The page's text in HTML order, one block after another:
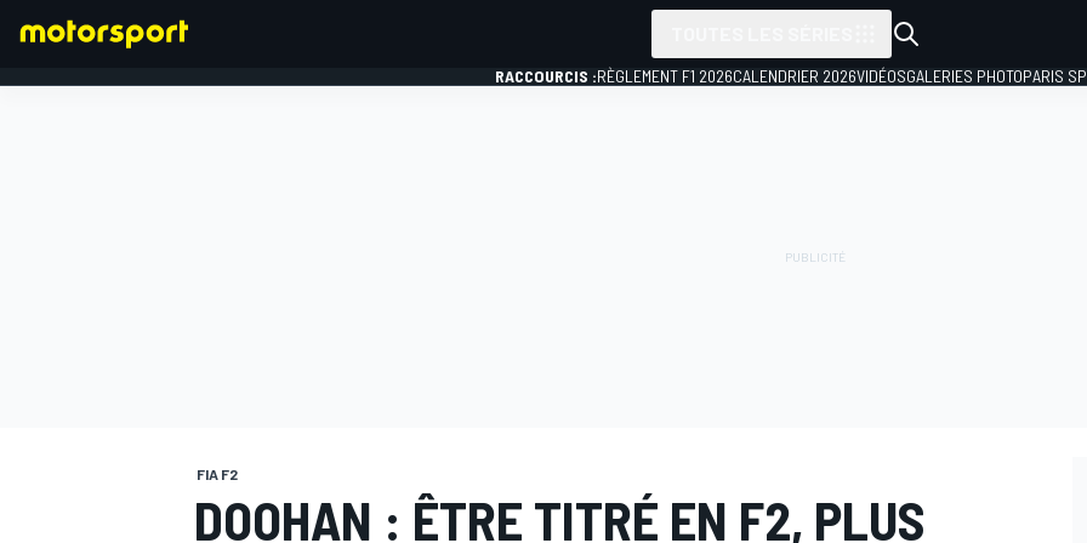
RACCOURCIS :RÈGLEMENT F1 2026CALENDRIER 2026VIDÉOSGALERIES PHOTOPARIS
FIA F2
DOOHAN : ÊTRE TITRÉ EN F2, PLUS